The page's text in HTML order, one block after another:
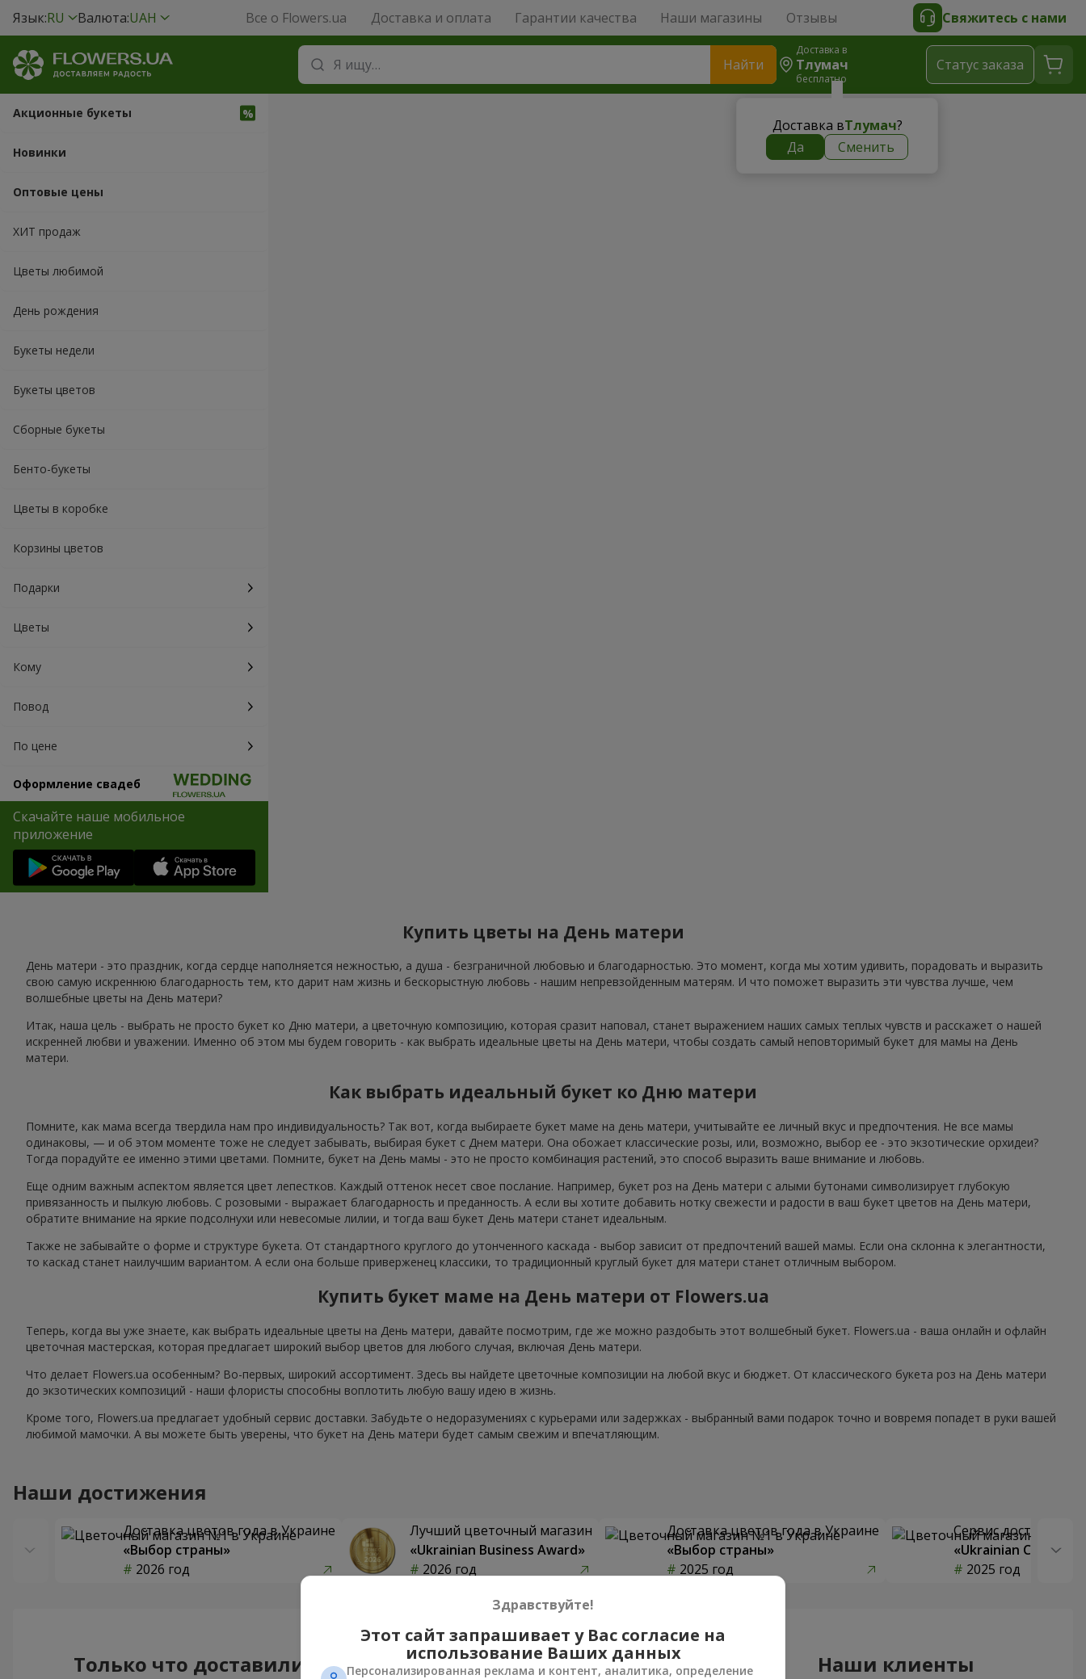
Язык:RU Валюта:UAH Все о Flowers.ua Доставка и оплата Гарантии качества Наши магазины Отзывы Свяжитесь с нами
Найти
Доставка в
Тлумач
бесплатно
Доставка вТлумач?
Да
Сменить
Cтатус заказа
Акционные букеты
Новинки
Оптовые цены
ХИТ продаж
Цветы любимой
День рождения
Букеты недели
Букеты цветов
Сборные букеты
Бенто-букеты
Цветы в коробке
Корзины цветов
Подарки
Цветы
Кому
Повод
По цене
Оформление свадеб
Скачайте наше мобильное
приложение
Купить цветы на День матери
День матери - это праздник, когда сердце наполняется нежностью, а душа - безграничной любовью и благодарностью. Это момент, когда мы хотим удивить, порадовать и выразить
свою самую искреннюю благодарность тем, кто дарит нам жизнь и бескорыстную любовь - нашим непревзойденным матерям. И что поможет выразить эти чувства лучше, чем
волшебные цветы на День матери?
Итак, наша цель - выбрать не просто букет ко Дню матери, а цветочную композицию, которая сразит наповал, станет выражением наших самых теплых чувств и расскажет о нашей
искренней любви и уважении. Именно об этом мы будем говорить - как выбрать идеальные цветы на День матери, чтобы создать самый неповторимый букет для мамы на День
матери.
Как выбрать идеальный букет ко Дню матери
Помните, как мама всегда твердила нам про индивидуальность? Так вот, когда выбираете букет маме на день матери, учитывайте ее личный вкус и предпочтения. Не все мамы
одинаковы, — и об этом моменте тоже не следует забывать, выбирая букет с Днем матери. Она обожает классические розы, или, возможно, выбор ее - это экзотические орхидеи?
Тогда порадуйте ее именно этими цветами. Помните, букет на День мамы - это не просто комбинация растений, это способ выразить ваше внимание и любовь.
Еще одним важным аспектом является цвет лепестков. Каждый оттенок несет свое послание. Например, букет роз на День матери с алыми бутонами символизирует глубокую
привязанность и пылкую любовь. С розовыми - выражает благодарность и преданность. А если вы хотите добавить нотку свежести и радости в ваш букет цветов на День матери,
обратите внимание на яркие подсолнухи или невесомые лилии, и тогда ваш букет День матери станет идеальным.
Также не забывайте о форме и структуре букета. От стандартного круглого до утонченного каскада - выбор зависит от предпочтений вашей мамы. Если она склонна к элегантности,
то каскад станет наилучшим вариантом. А если она больше приверженец классики, то традиционный круглый букет для матери станет отличным выбором.
Купить букет маме на День матери от Flowers.ua
Теперь, когда вы уже знаете, как выбрать идеальные цветы на День матери, давайте посмотрим, где же можно раздобыть этот волшебный букет. Flowers.ua - ваша онлайн и офлайн
цветочная мастерская, которая предлагает широкий выбор цветов для любого случая, включая День матери.
Что делает Flowers.ua особенным? Во-первых, широкий ассортимент. Здесь вы найдете цветочные композиции на любой вкус и бюджет. От классического букета роз на День матери
до экзотических композиций - наши флористы способны воплотить любую вашу идею в жизнь.
Кроме того, Flowers.ua предлагает удобный сервис доставки. Забудьте о недоразумениях с курьерами или задержках - выбранный вами подарок точно и вовремя попадет в руки вашей
любимой мамочки. А вы можете быть уверены, что букет на День матери будет самым свежим и впечатляющим.
Наши достижения
Доставка цветов года в Украине
«Выбор страны»
2026 год
Лучший цветочный магазин
«Ukrainian Business Award»
2026 год
Доставка цветов года в Украине
«Выбор страны»
2025 год
Сервис доставки
«Ukrainian Choice»
2025 год
Только что доставили Фотогалерея Наши клиенты
Здравствуйте!
Этот сайт запрашивает у Вас согласие на
использование Ваших данных
Персонализированная реклама и контент, аналитика, определение